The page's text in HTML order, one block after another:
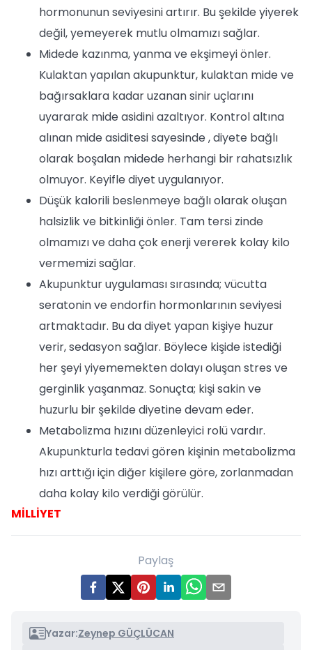
hormonunun seviyesini artırır. Bu şekilde yiyerek
değil, yemeyerek mutlu olmamızı sağlar.
Midede kazınma, yanma ve ekşimeyi önler.
Kulaktan yapılan akupunktur, kulaktan mide ve
bağırsaklara kadar uzanan sinir uçlarını
uyararak mide asidini azaltıyor. Kontrol altına
alınan mide asiditesi sayesinde , diyete bağlı
olarak boşalan midede herhangi bir rahatsızlık
olmuyor. Keyifle diyet uygulanıyor.
Düşük kalorili beslenmeye bağlı olarak oluşan
halsizlik ve bitkinliği önler. Tam tersi zinde
olmamızı ve daha çok enerji vererek kolay kilo
vermemizi sağlar.
Akupunktur uygulaması sırasında; vücutta
seratonin ve endorfin hormonlarının seviyesi
artmaktadır. Bu da diyet yapan kişiye huzur
verir, sedasyon sağlar. Böylece kişide istediği
her şeyi yiyememekten dolayı oluşan stres ve
gerginlik yaşanmaz. Sonuçta; kişi sakin ve
huzurlu bir şekilde diyetine devam eder.
Metabolizma hızını düzenleyici rolü vardır.
Akupunkturla tedavi gören kişinin metabolizma
hızı arttığı için diğer kişilere göre, zorlanmadan
daha kolay kilo verdiği görülür.
MİLLİYET
Paylaş
Yazar:Zeynep GÜÇLÜCAN